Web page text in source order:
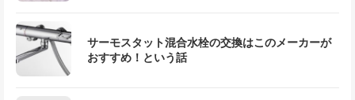
サーモスタット混合水栓の交換はこのメーカーが
おすすめ！という話